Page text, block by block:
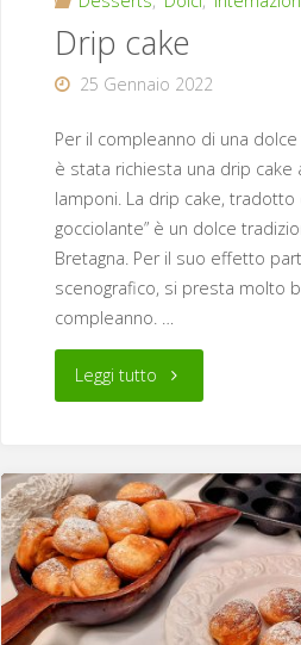
Drip cake
25 Gennaio 2022
Per il compleanno di una
è stata richiesta una drip cake
lamponi. La drip cake, tradotto
gocciolante” è un dolce
Bretagna. Per il suo effetto
scenografico, si presta molto
compleanno. …
Leggi tutto"Drip